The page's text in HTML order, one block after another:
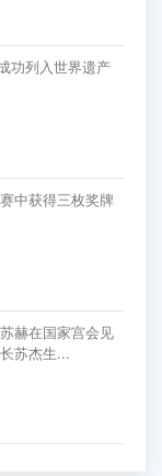
功列入世界遗产
中获得三枚奖牌
赫在国家宫会见
苏杰生...